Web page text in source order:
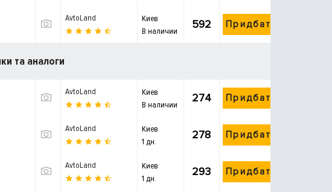
AvtoLand
Киев
В наличии
592 Придбати
та аналоги
AvtoLand
Киев
В наличии
274 Придбати
AvtoLand
Киев
1 дн.
278 Придбати
AvtoLand
Киев
1 дн.
293 Придбати